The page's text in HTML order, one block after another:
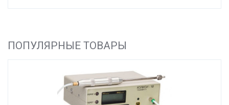
ПОПУЛЯРНЫЕ ТОВАРЫ